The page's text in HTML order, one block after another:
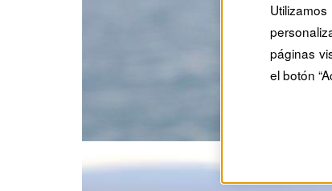
páginas
el botón